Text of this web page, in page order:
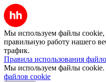
Мы используем файлы cookie,
правильную работу нашего
трафик.
Правила использования
Мы используем файлы cookie.
файлов cookie